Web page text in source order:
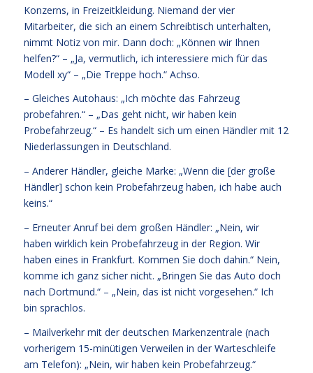
Konzerns, in Freizeitkleidung. Niemand der vier
Mitarbeiter, die sich an einem Schreibtisch unterhalten,
nimmt Notiz von mir. Dann doch: „Können wir Ihnen
helfen?“ – „Ja, vermutlich, ich interessiere mich für das
Modell xy“ – „Die Treppe hoch.“ Achso.
– Gleiches Autohaus: „Ich möchte das Fahrzeug
probefahren.“ – „Das geht nicht, wir haben kein
Probefahrzeug.“ – Es handelt sich um einen Händler mit 12
Niederlassungen in Deutschland.
– Anderer Händler, gleiche Marke: „Wenn die [der große
Händler] schon kein Probefahrzeug haben, ich habe auch
keins.“
– Erneuter Anruf bei dem großen Händler: „Nein, wir
haben wirklich kein Probefahrzeug in der Region. Wir
haben eines in Frankfurt. Kommen Sie doch dahin.“ Nein,
komme ich ganz sicher nicht. „Bringen Sie das Auto doch
nach Dortmund.“ – „Nein, das ist nicht vorgesehen.“ Ich
bin sprachlos.
– Mailverkehr mit der deutschen Markenzentrale (nach
vorherigem 15-minütigen Verweilen in der Warteschleife
am Telefon): „Nein, wir haben kein Probefahrzeug.“